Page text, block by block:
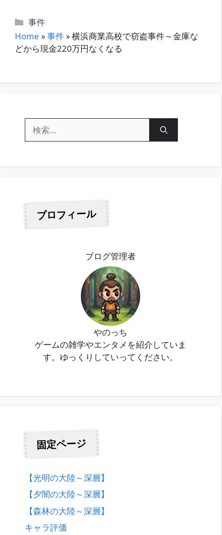
カ
テ
ゴ
事件
Home »事件 »横浜商業高校で窃盗事件～金庫な
どから現金220万円なくなる
索:
プロフィール
ブログ管理者
やのっち
ゲームの雑学やエンタメを紹介していま
す。ゆっくりしていってください。
固定ページ
【光明の大陸～深層】
【夕闇の大陸～深層】
【森林の大陸～深層】
キャラ評価